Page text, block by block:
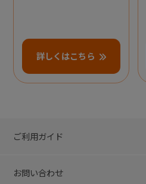
詳しくはこちら
ご利用ガイド
お問い合わせ